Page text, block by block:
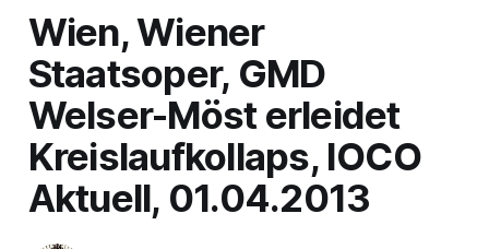
Wien, Wiener
Staatsoper, GMD
Welser-Möst erleidet
Kreislaufkollaps, IOCO
Aktuell, 01.04.2013